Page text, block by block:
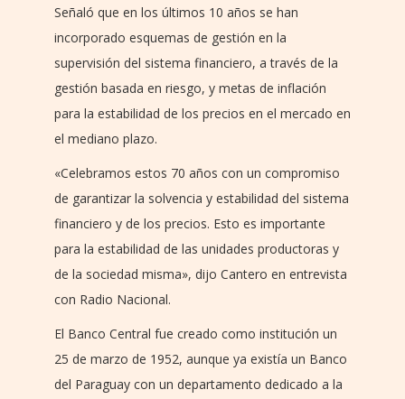
Señaló que en los últimos 10 años se han
incorporado esquemas de gestión en la
supervisión del sistema financiero, a través de la
gestión basada en riesgo, y metas de inflación
para la estabilidad de los precios en el mercado en
el mediano plazo.
«Celebramos estos 70 años con un compromiso
de garantizar la solvencia y estabilidad del sistema
financiero y de los precios. Esto es importante
para la estabilidad de las unidades productoras y
de la sociedad misma», dijo Cantero en entrevista
con Radio Nacional.
El Banco Central fue creado como institución un
25 de marzo de 1952, aunque ya existía un Banco
del Paraguay con un departamento dedicado a la